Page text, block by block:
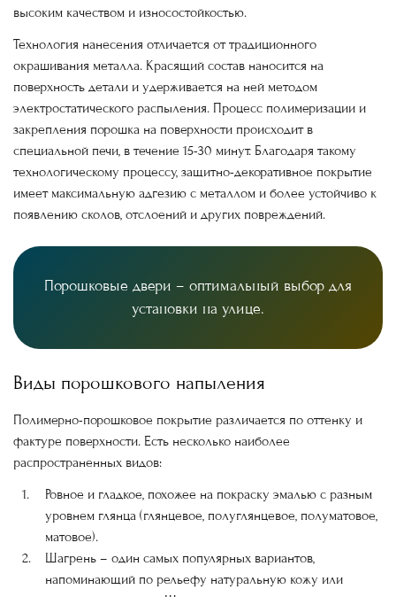
высоким качеством и износостойкостью.
Технология нанесения отличается от традиционного
окрашивания металла. Красящий состав наносится на
поверхность детали и удерживается на ней методом
электростатического распыления. Процесс полимеризации и
закрепления порошка на поверхности происходит в
специальной печи, в течение 15-30 минут. Благодаря такому
технологическому процессу, защитно-декоративное покрытие
имеет максимальную адгезию с металлом и более устойчиво к
появлению сколов, отслоений и других повреждений.
Порошковые двери – оптимальный выбор для
установки на улице.
Виды порошкового напыления
Полимерно-порошковое покрытие различается по оттенку и
фактуре поверхности. Есть несколько наиболее
распространенных видов:
Ровное и гладкое, похожее на покраску эмалью с разным
уровнем глянца (глянцевое, полуглянцевое, полуматовое,
матовое).
Шагрень – один самых популярных вариантов,
напоминающий по рельефу натуральную кожу или